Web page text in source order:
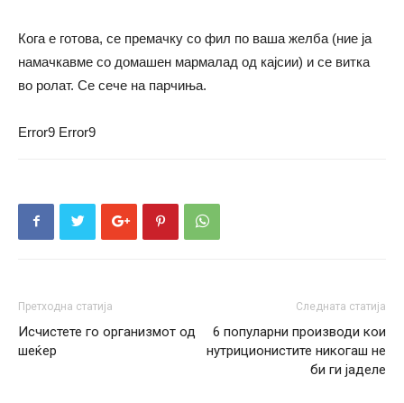
Кога е готова, се премачку со фил по ваша желба (ние ја
намачкавме со домашен мармалад од кајсии) и се витка
во ролат. Се сече на парчиња.
Error9 Error9
Претходна статија
Исчистете го организмот од
шеќер
Следната статија
6 популарни производи кои
нутриционистите никогаш не
би ги јаделе